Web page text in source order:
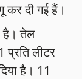
कर दी गई हैं।
है। तेल
लीटर
है। 11